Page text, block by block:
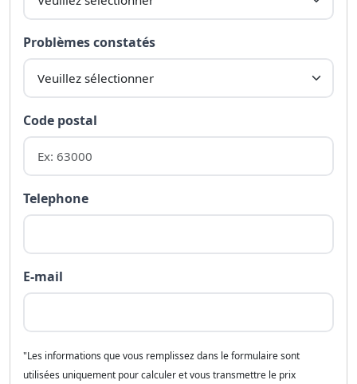
Problèmes constatés
Code postal
Telephone
E-mail
"Les informations que vous remplissez dans le formulaire sont
utilisées uniquement pour calculer et vous transmettre le prix